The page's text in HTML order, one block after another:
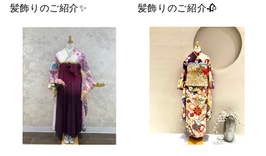
髪飾りのご紹介✨ 髪飾りのご紹介🥀